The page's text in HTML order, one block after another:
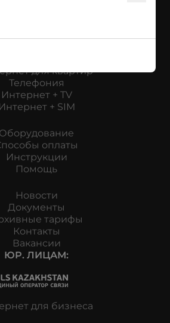
ЛИЦАМ:
для квартир
Телефония
Интернет + TV
Интернет + SIM
Оборудование
оплаты
Инструкции
Помощь
Новости
Документы
тарифы
Контакты
Вакансии
ЮР. ЛИЦАМ:
для бизнеса